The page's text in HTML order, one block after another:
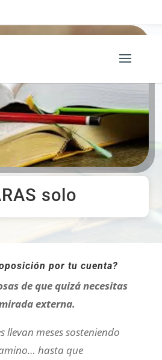
solo
por tu cuenta?
de que quizá necesitas
externa.
llevan meses sosteniendo
hasta que